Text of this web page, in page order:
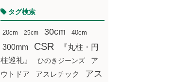
タグ検索
20cm 25cm 30cm 40cm
300mm CSR
『丸柱・円
柱巡礼』
ひのきジーンズ
ア
ウトドア
アスレチック
アス